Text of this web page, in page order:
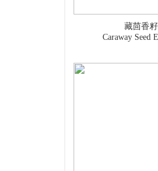
藏茴香
Caraway Seed